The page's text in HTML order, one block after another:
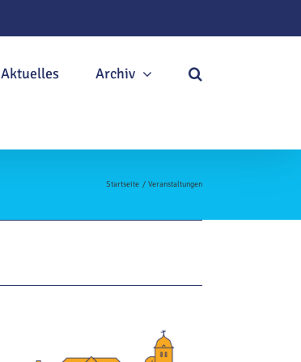
Aktuelles Archiv
Startseite Veranstaltungen